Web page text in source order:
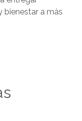
bienestar a más